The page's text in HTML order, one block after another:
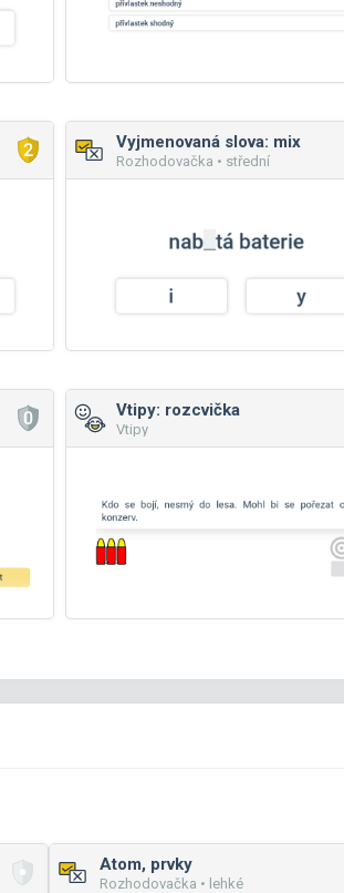
Vyjmenovaná slova: mix
Rozhodovačka • střední
Vtipy: rozcvička
Vtipy
Atom, prvky
Rozhodovačka • lehké